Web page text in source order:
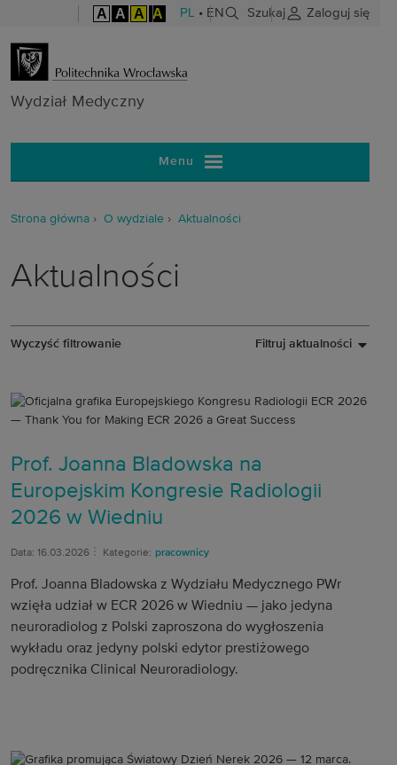
A A A A PL • EN Szukaj Zaloguj się
Wydział
Wydział Medyczny
Menu
Strona główna O wydziale Aktualności
Aktualności
Wyczyść filtrowanie Filtruj aktualności
Prof. Joanna Bladowska na
Europejskim Kongresie Radiologii
2026 w Wiedniu
Data: 16.03.2026 Kategorie: pracownicy
Prof. Joanna Bladowska z Wydziału Medycznego PWr
wzięła udział w ECR 2026 w Wiedniu — jako jedyna
neuroradiolog z Polski zaproszona do wygłoszenia
wykładu oraz jedyny polski edytor prestiżowego
podręcznika Clinical Neuroradiology.